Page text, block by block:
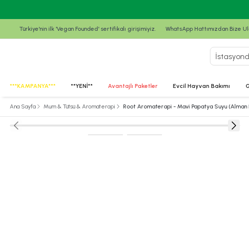
Türkiye'nin ilk 'Vegan Founded' sertifikalı girişimiyiz. WhatsApp Hattımızdan Bize
***KAMPANYA*** **YENİ** Avantajlı Paketler Evcil Hayvan Bakımı
Ana Sayfa Mum & Tütsü & Aromaterapi Root Aromaterapi - Mavi Papatya Suyu (Alman